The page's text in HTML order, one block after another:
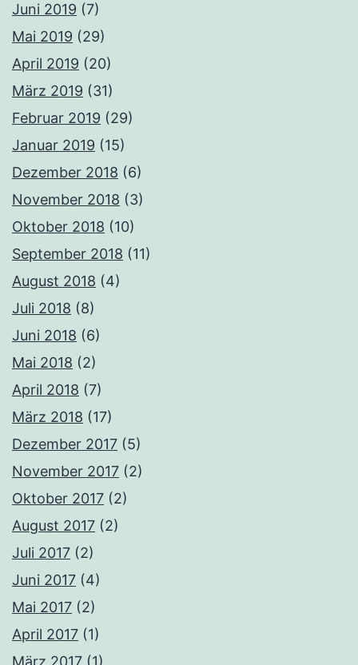
Juni 2019 (7)
Mai 2019 (29)
April 2019 (20)
März 2019 (31)
Februar 2019 (29)
Januar 2019 (15)
Dezember 2018 (6)
November 2018 (3)
Oktober 2018 (10)
September 2018 (11)
August 2018 (4)
Juli 2018 (8)
Juni 2018 (6)
Mai 2018 (2)
April 2018 (7)
März 2018 (17)
Dezember 2017 (5)
November 2017 (2)
Oktober 2017 (2)
August 2017 (2)
Juli 2017 (2)
Juni 2017 (4)
Mai 2017 (2)
April 2017 (1)